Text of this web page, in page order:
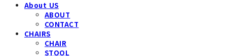
About US
ABOUT
CONTACT
CHAIRS
CHAIR
STOOL